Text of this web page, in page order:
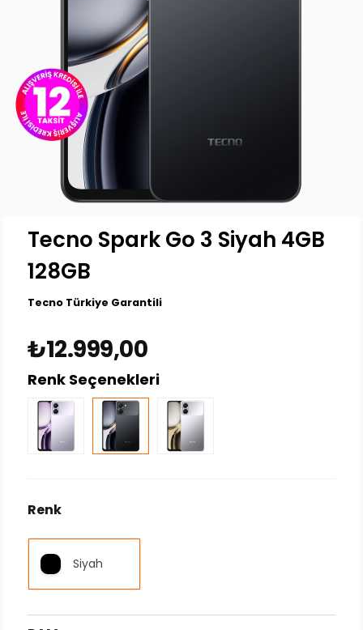
Tecno Spark Go 3 Siyah 4GB
128GB
Tecno Türkiye Garantili
₺12.999,00
Renk Seçenekleri
Renk
Siyah